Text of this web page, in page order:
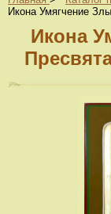
Икона Умягчение
Икона